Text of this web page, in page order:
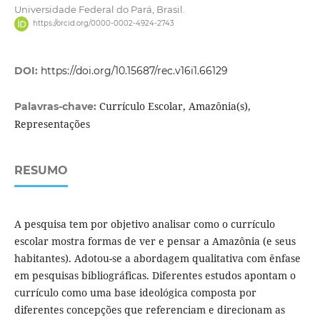
Universidade Federal do Pará, Brasil.
https://orcid.org/0000-0002-4924-2743
DOI: https://doi.org/10.15687/rec.v16i1.66129
Palavras-chave: Currículo Escolar, Amazônia(s),
Representações
RESUMO
A pesquisa tem por objetivo analisar como o currículo
escolar mostra formas de ver e pensar a Amazônia (e seus
habitantes). Adotou-se a abordagem qualitativa com ênfase
em pesquisas bibliográficas. Diferentes estudos apontam o
currículo como uma base ideológica composta por
diferentes concepções que referenciam e direcionam as